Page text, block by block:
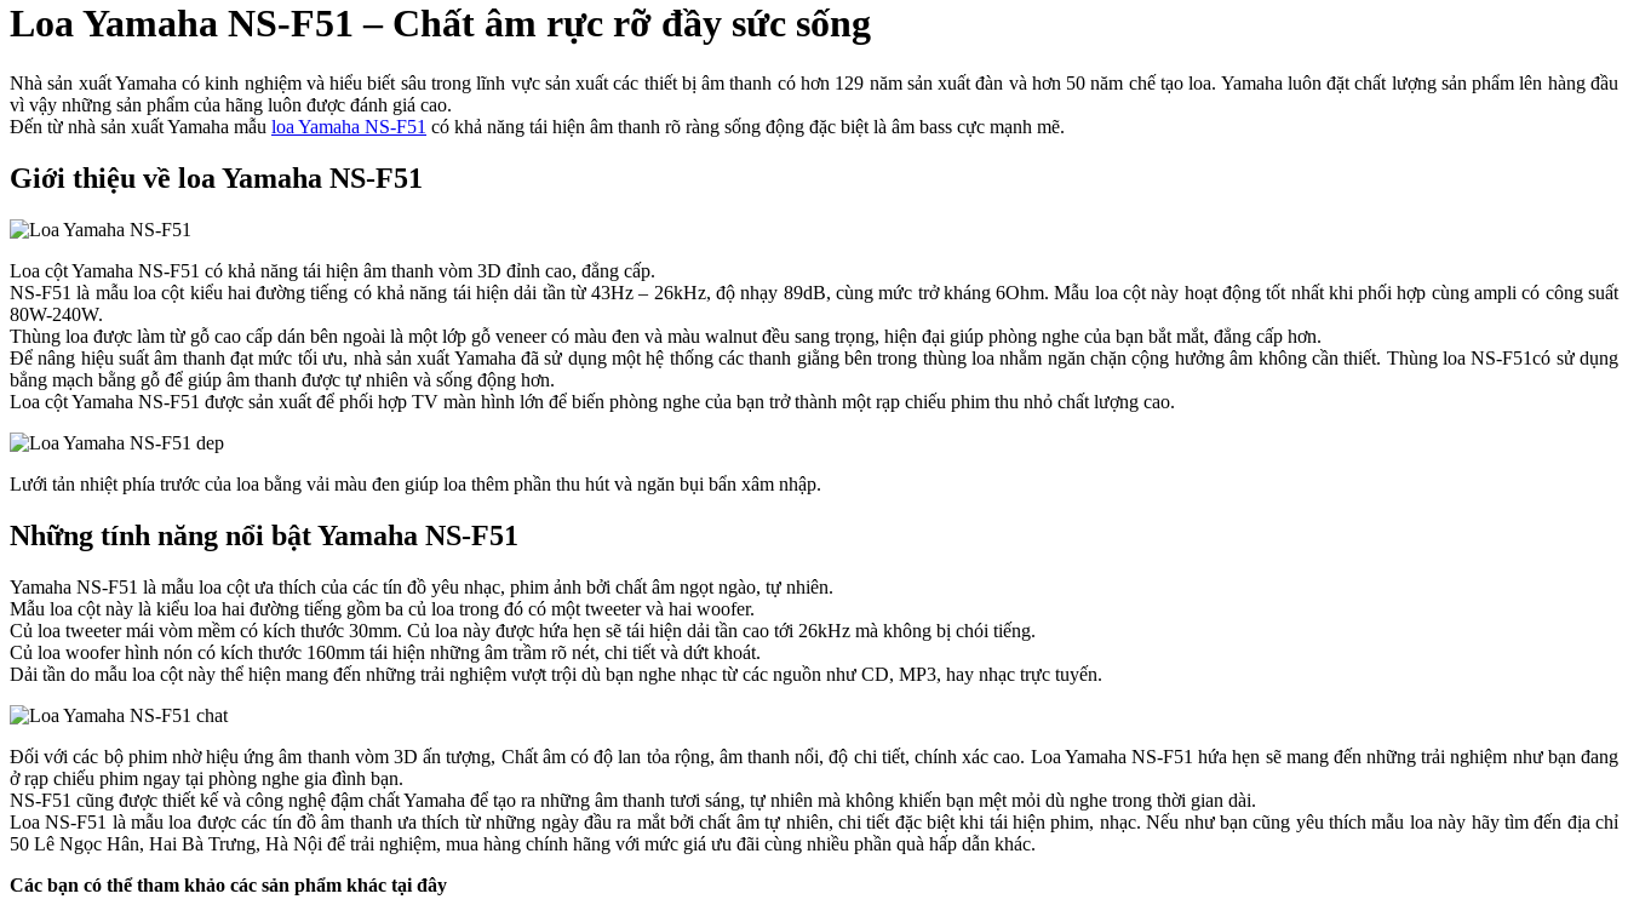
Loa Yamaha NS-F51 – Chất âm rực rỡ đầy sức sống
Nhà sản xuất Yamaha có kinh nghiệm và hiểu biết sâu trong lĩnh vực sản xuất các thiết bị âm thanh có hơn 129 năm sản xuất đàn và hơn 50 năm chế tạo loa. Yamaha luôn đặt chất lượng sản phẩm lên hàng đầu
vì vậy những sản phẩm của hãng luôn được đánh giá cao.
Đến từ nhà sản xuất Yamaha mẫu loa Yamaha NS-F51 có khả năng tái hiện âm thanh rõ ràng sống động đặc biệt là âm bass cực mạnh mẽ.
Giới thiệu về loa Yamaha NS-F51
Loa cột Yamaha NS-F51 có khả năng tái hiện âm thanh vòm 3D đỉnh cao, đẳng cấp.
NS-F51 là mẫu loa cột kiểu hai đường tiếng có khả năng tái hiện dải tần từ 43Hz – 26kHz, độ nhạy 89dB, cùng mức trở kháng 6Ohm. Mẫu loa cột này hoạt động tốt nhất khi phối hợp cùng ampli có công suất
80W-240W.
Thùng loa được làm từ gỗ cao cấp dán bên ngoài là một lớp gỗ veneer có màu đen và màu walnut đều sang trọng, hiện đại giúp phòng nghe của bạn bắt mắt, đẳng cấp hơn.
Để nâng hiệu suất âm thanh đạt mức tối ưu, nhà sản xuất Yamaha đã sử dụng một hệ thống các thanh giằng bên trong thùng loa nhằm ngăn chặn cộng hưởng âm không cần thiết. Thùng loa NS-F51có sử dụng
bẳng mạch bằng gỗ để giúp âm thanh được tự nhiên và sống động hơn.
Loa cột Yamaha NS-F51 được sản xuất để phối hợp TV màn hình lớn để biến phòng nghe của bạn trở thành một rạp chiếu phim thu nhỏ chất lượng cao.
Lưới tản nhiệt phía trước của loa bằng vải màu đen giúp loa thêm phần thu hút và ngăn bụi bẩn xâm nhập.
Những tính năng nổi bật Yamaha NS-F51
Yamaha NS-F51 là mẫu loa cột ưa thích của các tín đồ yêu nhạc, phim ảnh bởi chất âm ngọt ngào, tự nhiên.
Mẫu loa cột này là kiểu loa hai đường tiếng gồm ba củ loa trong đó có một tweeter và hai woofer.
Củ loa tweeter mái vòm mềm có kích thước 30mm. Củ loa này được hứa hẹn sẽ tái hiện dải tần cao tới 26kHz mà không bị chói tiếng.
Củ loa woofer hình nón có kích thước 160mm tái hiện những âm trầm rõ nét, chi tiết và dứt khoát.
Dải tần do mẫu loa cột này thể hiện mang đến những trải nghiệm vượt trội dù bạn nghe nhạc từ các nguồn như CD, MP3, hay nhạc trực tuyến.
Đối với các bộ phim nhờ hiệu ứng âm thanh vòm 3D ấn tượng, Chất âm có độ lan tỏa rộng, âm thanh nổi, độ chi tiết, chính xác cao. Loa Yamaha NS-F51 hứa hẹn sẽ mang đến những trải nghiệm như bạn đang
ở rạp chiếu phim ngay tại phòng nghe gia đình bạn.
NS-F51 cũng được thiết kế và công nghệ đậm chất Yamaha để tạo ra những âm thanh tươi sáng, tự nhiên mà không khiến bạn mệt mỏi dù nghe trong thời gian dài.
Loa NS-F51 là mẫu loa được các tín đồ âm thanh ưa thích từ những ngày đầu ra mắt bởi chất âm tự nhiên, chi tiết đặc biệt khi tái hiện phim, nhạc. Nếu như bạn cũng yêu thích mẫu loa này hãy tìm đến địa chỉ
50 Lê Ngọc Hân, Hai Bà Trưng, Hà Nội để trải nghiệm, mua hàng chính hãng với mức giá ưu đãi cùng nhiều phần quà hấp dẫn khác.
Các bạn có thể tham khảo các sản phẩm khác tại đây